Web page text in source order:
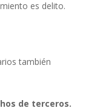
es delito.
también
de terceros.